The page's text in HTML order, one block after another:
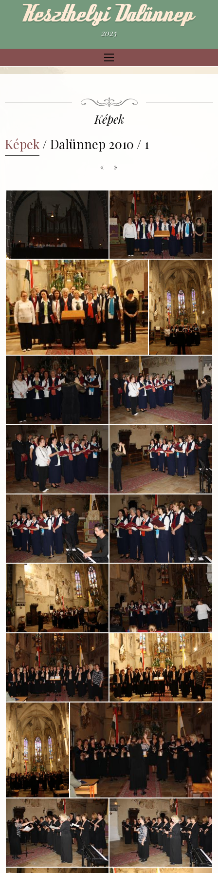
2025
Képek
Képek / Dalünnep 2010 / 1
« »